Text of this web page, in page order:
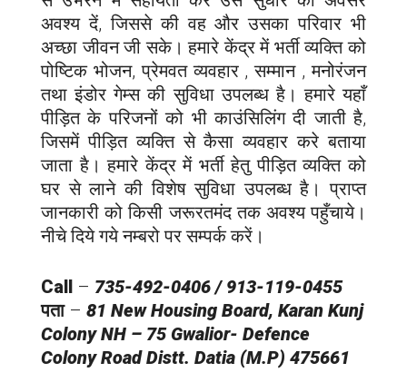
अवश्य दें, जिससे की वह और उसका परिवार भी
अच्छा जीवन जी सके। हमारे केंद्र में भर्ती व्यक्ति को
पोष्टिक भोजन, प्रेमवत व्यवहार , सम्मान , मनोरंजन
तथा इंडोर गेम्स की सुविधा उपलब्ध है। हमारे यहाँ
पीड़ित के परिजनों को भी काउंसिलिंग दी जाती है,
जिसमें पीड़ित व्यक्ति से कैसा व्यवहार करे बताया
जाता है। हमारे केंद्र में भर्ती हेतु पीड़ित व्यक्ति को
घर से लाने की विशेष सुविधा उपलब्ध है। प्राप्त
जानकारी को किसी जरूरतमंद तक अवश्य पहुँचाये।
नीचे दिये गये नम्बरो पर सम्पर्क करें।
Call – 735-492-0406 / 913-119-0455
पता– 81 New Housing Board, Karan Kunj
Colony NH – 75 Gwalior- Defence
ColonyRoad Distt. Datia (M.P) 475661